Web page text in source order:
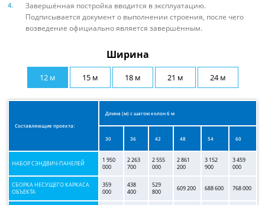
Завершённая постройка вводится в эксплуатацию.
Подписывается документ о выполнении строения, после чего
возведение официально является завершённым.
Ширина
12 м 15 м 18 м 21 м 24 м
Составляющие проекта:
Длина (м) с шагом колон 6 м
30 36 42 48 54 60
НАБОР СЭНДВИЧ-ПАНЕЛЕЙ
1 950
000
2 263
700
2 555
000
2 861
200
3 152
900
3 459
000
СБОРКА НЕСУЩЕГО КАРКАСА
ОБЪЕКТА
359
000
438
400
529
800
609 200 688 600 768 000